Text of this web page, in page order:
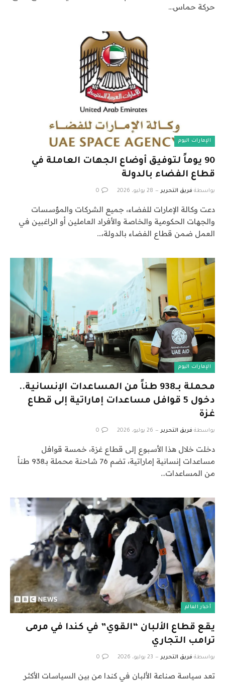
حركة حماس…
الإمارات اليوم
90 يوماً لتوفيق أوضاع الجهات العاملة في
قطاع الفضاء بالدولة
بواسطة فريق التحرير 28 يوليو، 2026 0
دعت وكالة الإمارات للفضاء، جميع الشركات والمؤسسات
والجهات الحكومية والخاصة والأفراد العاملين أو الراغبين في
العمل ضمن قطاع الفضاء بالدولة،…
الإمارات اليوم
محملة بـ938 طناً من المساعدات الإنسانية..
دخول 5 قوافل مساعدات إماراتية إلى قطاع
غزة
بواسطة فريق التحرير 26 يوليو، 2026 0
دخلت خلال هذا الأسبوع إلى قطاع غزة، خمسة قوافل
مساعدات إنسانية إماراتية، تضم 76 شاحنة محملة بـ938 طناً
من المساعدات…
أخبار العالم
يقع قطاع الألبان “القوي” في كندا في مرمى
ترامب التجاري
بواسطة فريق التحرير 23 يوليو، 2026 0
تعد سياسة صناعة الألبان في كندا من بين السياسات الأكثر